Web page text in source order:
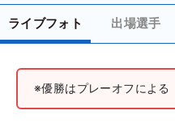
ライブフォト 出場選手
※優勝はプレーオフによる